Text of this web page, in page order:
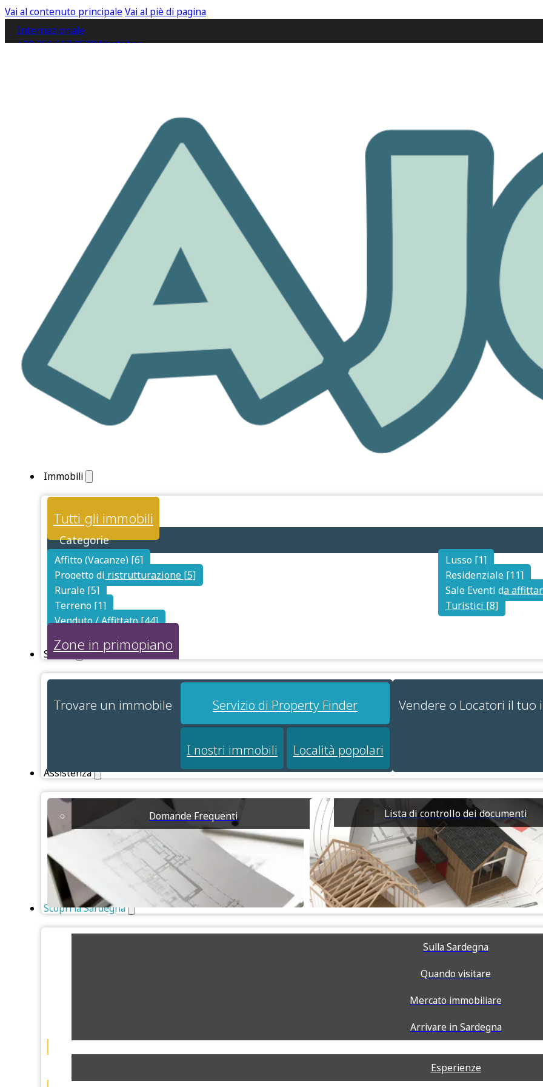
Vai al contenuto principaleVai al piè di pagina
Internazionale
+39 351 667 9520WhatsApp
Immobili
Tutti gli immobili
Categorie
Affitto (Vacanze) [6]
Lusso [1]
Progetto di ristrutturazione [5]
Residenziale [11]
Rurale [5]
Sale Eventi da
Terreno [1]
Turistici [8]
Venduto / Affittato [44]
Zone in primopiano
Servizi
Trovare un immobile Servizio di Property Finder
I nostri immobili Località popolari
Vendere o Locatori il tuo
Assistenza
Domande Frequenti Lista di controllo dei documenti
Scopri la Sardegna
Sulla Sardegna
Quando visitare
Mercato immobiliare
Arrivare in Sardegna
Esperienze